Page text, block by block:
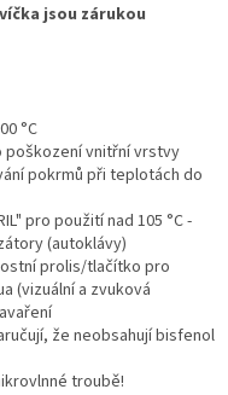
jsou zárukou
°C
vnitřní vrstvy
pokrmů při teplotách do
pro použití nad 105 °C -
(autoklávy)
prolis/tlačítko pro
(vizuální a zvuková
že neobsahují bisfenol
troubě!